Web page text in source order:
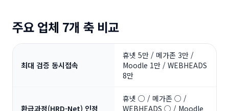
주요 업체 7개 축 비교
최대 검증 동시접속
휴넷 5만 / 메가존 3만 /
Moodle 1만 / WEBHEADS
8만
환급과정(HRD-Net) 인정
휴넷 ○ / 메가존 ○ /
WEBHEADS ○ / Moodle